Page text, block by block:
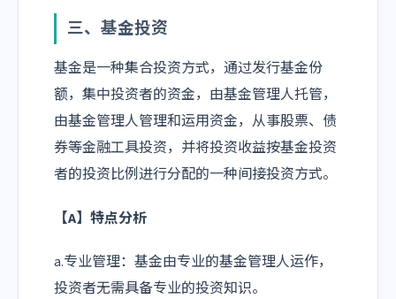
三、基金投资
基金是一种集合投资方式，通过发行基金份
额，集中投资者的资金，由基金管理人托管，
由基金管理人管理和运用资金，从事股票、债
券等金融工具投资，并将投资收益按基金投资
者的投资比例进行分配的一种间接投资方式。
【A】特点分析
a.专业管理：基金由专业的基金管理人运作，
投资者无需具备专业的投资知识。